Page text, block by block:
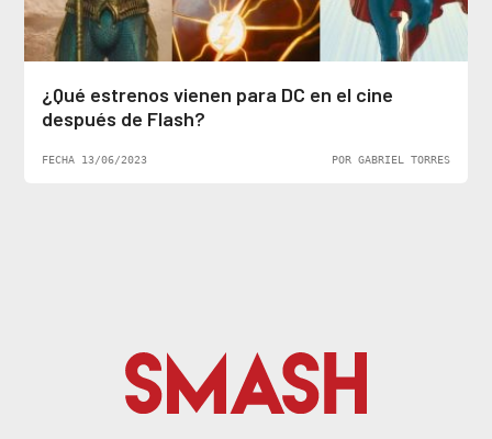
¿Qué estrenos vienen para DC en el cine
después de Flash?
FECHA 13/06/2023 POR GABRIEL TORRES